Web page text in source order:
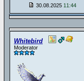
30.08.2025 11:44
Whitebird
Moderator